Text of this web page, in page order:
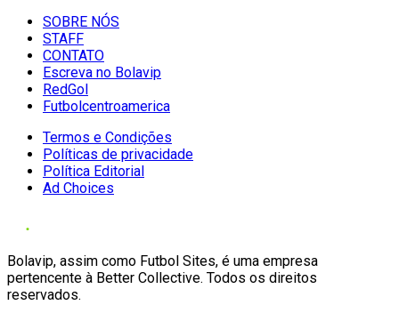
SOBRE NÓS
STAFF
CONTATO
Escreva no Bolavip
RedGol
Futbolcentroamerica
Termos e Condições
Políticas de privacidade
Política Editorial
Ad Choices
Bolavip, assim como Futbol Sites, é uma empresa
pertencente à Better Collective. Todos os direitos
reservados.